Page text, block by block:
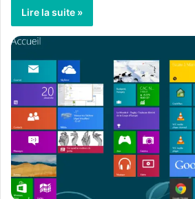
Lire la suite »